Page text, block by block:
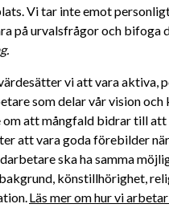
Vi tar inte emot
på urvalsfrågor och bifoga
vi att vara aktiva,
som delar vår vision
om att mångfald bidrar till
att vara goda förebilder
ska ha samma
könstillhörighet,
Läs mer om hur vi